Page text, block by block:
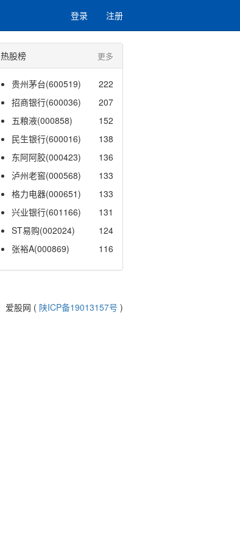
登录 注册
热股榜 更多
贵州茅台(600519)
222
招商银行(600036)
207
五粮液(000858)
152
民生银行(600016)
138
东阿阿胶(000423)
136
泸州老窖(000568)
133
格力电器(000651)
133
兴业银行(601166)
131
ST易购(002024)
124
张裕A(000869)
116
爱股网 ( 陕ICP备19013157号 )